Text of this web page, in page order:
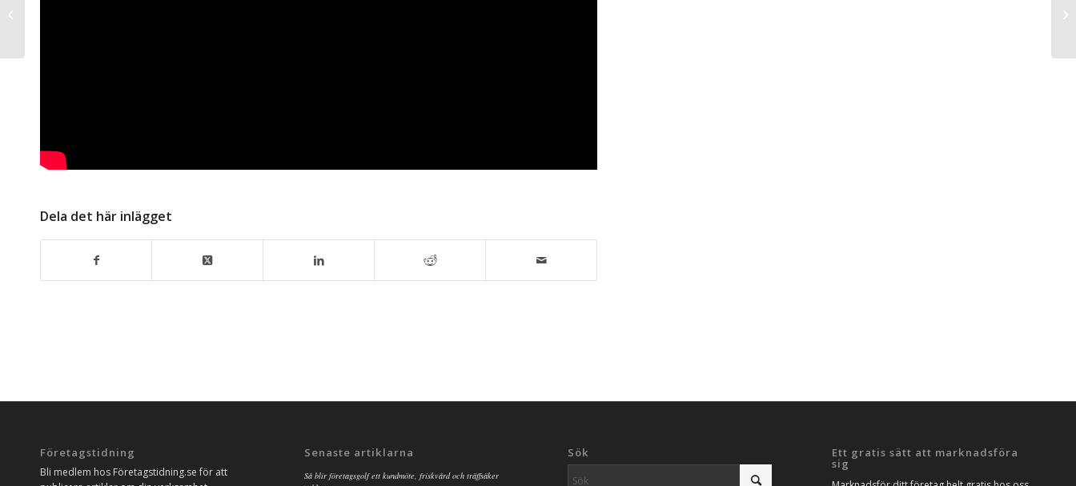
Dela det här inlägget
Företagstidning
Bli medlem hos Företagstidning.se för att
Senaste artiklarna
Så blir företagsgolf ett kundmöte, friskvård och träffsäker
Sök Ett gratis sätt att marknadsföra
sig